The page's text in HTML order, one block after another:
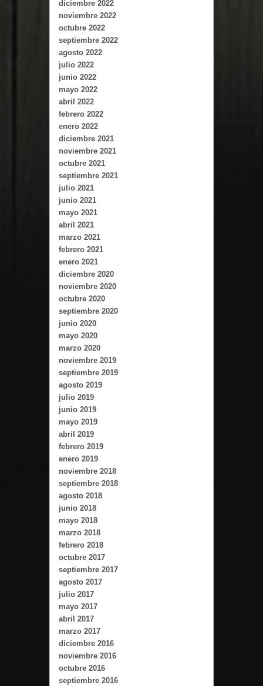
diciembre 2022
noviembre 2022
octubre 2022
septiembre 2022
agosto 2022
julio 2022
junio 2022
mayo 2022
abril 2022
febrero 2022
enero 2022
diciembre 2021
noviembre 2021
octubre 2021
septiembre 2021
julio 2021
junio 2021
mayo 2021
abril 2021
marzo 2021
febrero 2021
enero 2021
diciembre 2020
noviembre 2020
octubre 2020
septiembre 2020
junio 2020
mayo 2020
marzo 2020
noviembre 2019
septiembre 2019
agosto 2019
julio 2019
junio 2019
mayo 2019
abril 2019
febrero 2019
enero 2019
noviembre 2018
septiembre 2018
agosto 2018
junio 2018
mayo 2018
marzo 2018
febrero 2018
octubre 2017
septiembre 2017
agosto 2017
julio 2017
mayo 2017
abril 2017
marzo 2017
diciembre 2016
noviembre 2016
octubre 2016
septiembre 2016